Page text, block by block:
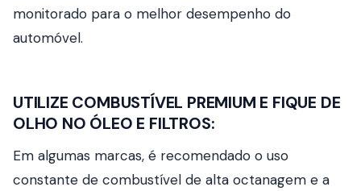
monitorado para o melhor desempenho do
automóvel.
UTILIZE COMBUSTÍVEL PREMIUM E FIQUE DE
OLHO NO ÓLEO E FILTROS:
Em algumas marcas, é recomendado o uso
constante de combustível de alta octanagem e a